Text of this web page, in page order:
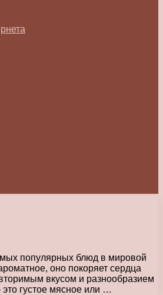
популярных блюд в мировой
оно покоряет сердца
вкусом и разнообразием
густое мясное или …